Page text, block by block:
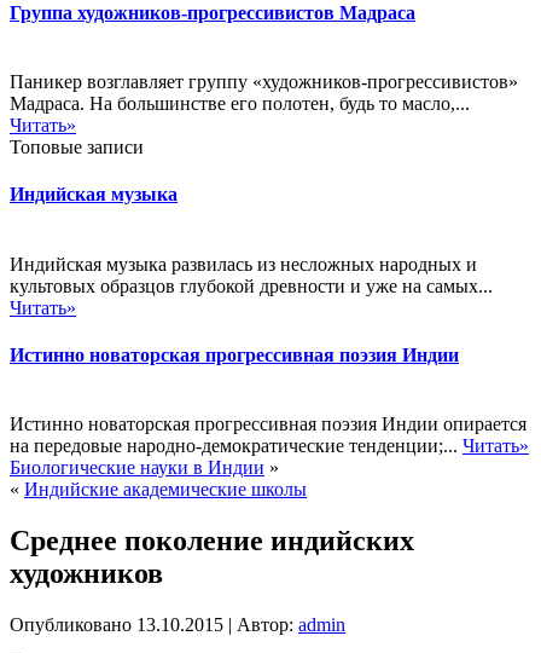
Группа художников-прогрессивистов Мадраса
Паникер возглавляет группу «художников-прогрессивистов»
Мадраса. На большинстве его полотен, будь то масло,...
Читать»
Топовые записи
Индийская музыка
Индийская музыка развилась из несложных народных и
культовых образцов глубокой древности и уже на самых...
Читать»
Истинно новаторская прогрессивная поэзия Индии
Истинно новаторская прогрессивная поэзия Индии опирается
на передовые народно-демократические тенденции;... Читать»
Биологические науки в Индии »
« Индийские академические школы
Среднее поколение индийских
художников
Опубликовано 13.10.2015 | Автор: admin